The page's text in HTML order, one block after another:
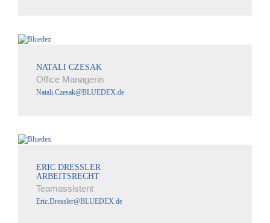
NATALI CZESAK
Office Managerin
Natali.Czesak@BLUEDEX.de
ERIC DRESSLER
ARBEITSRECHT
Teamassistent
Eric.Dressler@BLUEDEX.de